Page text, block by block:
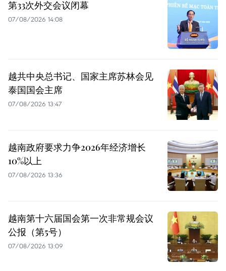
第33次外交会议闭幕
07/08/2026 14:08
越共中央总书记、国家主席苏林会见
泰国国会主席
07/08/2026 13:47
越南政府要求力争2026年经济增长
10%以上
07/08/2026 13:36
越南第十六届国会第一次非常规会议
公报（第5号）
07/08/2026 13:09